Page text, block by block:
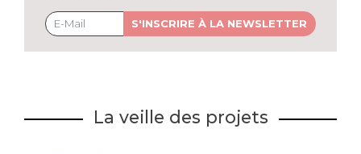
S'INSCRIRE À LA NEWSLETTER
La veille des projets